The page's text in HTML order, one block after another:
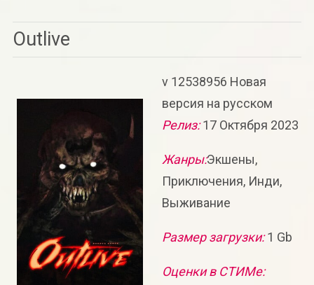
Outlive
v 12538956 Новая
версия на русском
Релиз:17 Октября 2023
Жанры:Экшены,
Приключения, Инди,
Выживание
Размер загрузки:1 Gb
Оценки в СТИМе: